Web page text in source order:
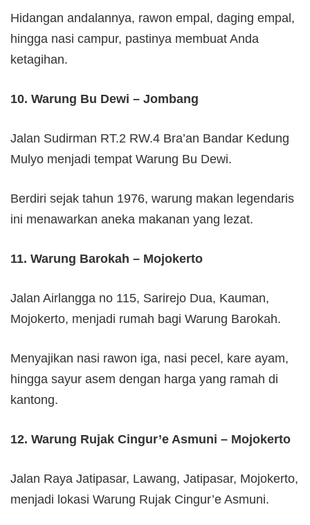
Hidangan andalannya, rawon empal, daging empal,
hingga nasi campur, pastinya membuat Anda
ketagihan.
10. Warung Bu Dewi – Jombang
Jalan Sudirman RT.2 RW.4 Bra’an Bandar Kedung
Mulyo menjadi tempat Warung Bu Dewi.
Berdiri sejak tahun 1976, warung makan legendaris
ini menawarkan aneka makanan yang lezat.
11. Warung Barokah – Mojokerto
Jalan Airlangga no 115, Sarirejo Dua, Kauman,
Mojokerto, menjadi rumah bagi Warung Barokah.
Menyajikan nasi rawon iga, nasi pecel, kare ayam,
hingga sayur asem dengan harga yang ramah di
kantong.
12. Warung Rujak Cingur’e Asmuni – Mojokerto
Jalan Raya Jatipasar, Lawang, Jatipasar, Mojokerto,
menjadi lokasi Warung Rujak Cingur’e Asmuni.